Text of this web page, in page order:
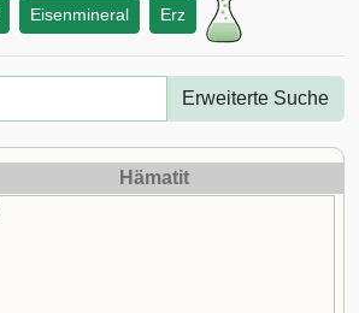
Eisenmineral Erz
Erweiterte Suche
Hämatit